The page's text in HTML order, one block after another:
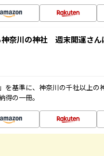
奈川の神社 週末開運さ
を基準に、神奈川の千社以上
得の一冊。